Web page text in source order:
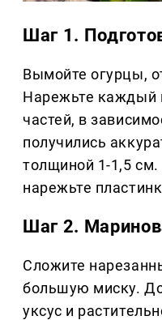
Шаг 1.
Вымойте огурцы,
Нарежьте каждый
частей, в
получились
толщиной 1-1,5 см.
нарежьте
Шаг 2.
Сложите
большую миску.
уксус и